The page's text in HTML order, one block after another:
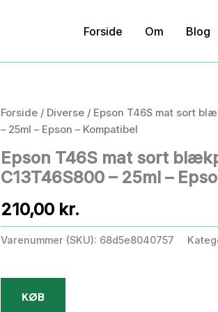
Forside Om Blog
Forside / Diverse / Epson T46S mat sort
– 25ml – Epson – Kompatibel
Epson T46S mat sort
C13T46S800 – 25ml –
210,00 kr.
Varenummer (SKU): 68d5e8040757
KØB